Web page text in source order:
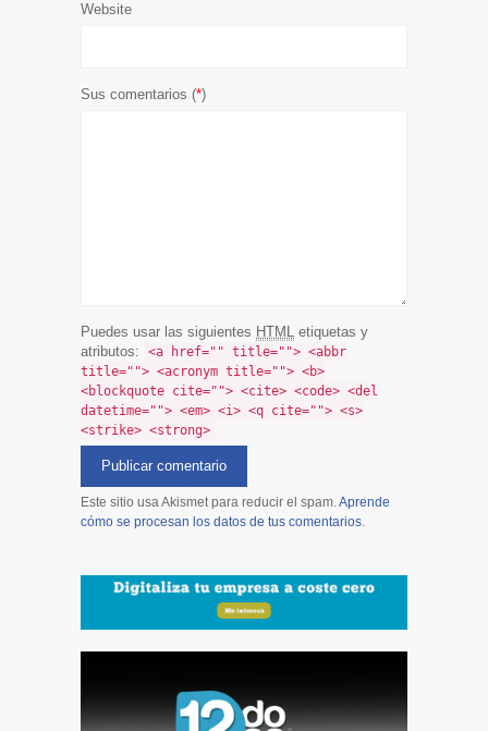
Website
Sus comentarios (*)
Puedes usar las siguientes HTML etiquetas y
atributos:
<a href="" title=""> <abbr
title=""> <acronym title=""> <b>
<blockquote cite=""> <cite> <code> <del
datetime=""> <em> <i> <q cite=""> <s>
<strike> <strong>
Este sitio usa Akismet para reducir el spam.Aprende
cómo se procesan los datos de tus comentarios.